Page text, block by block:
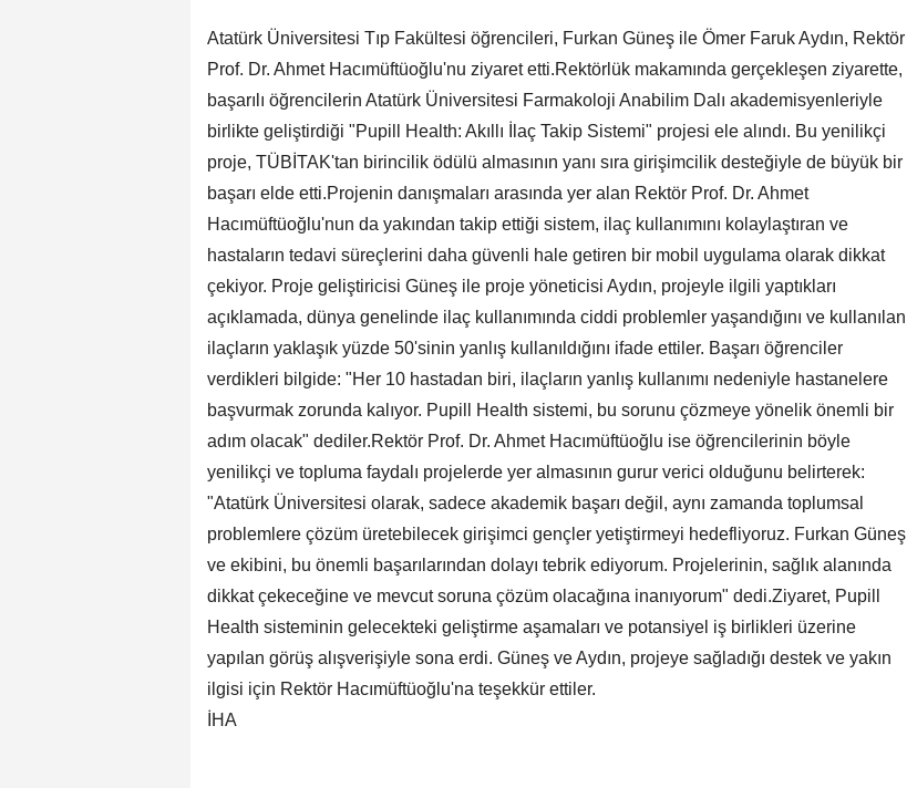
Atatürk Üniversitesi Tıp Fakültesi öğrencileri, Furkan Güneş ile Ömer Faruk Aydın, Rektör
Prof. Dr. Ahmet Hacımüftüoğlu'nu ziyaret etti.Rektörlük makamında gerçekleşen ziyarette,
başarılı öğrencilerin Atatürk Üniversitesi Farmakoloji Anabilim Dalı akademisyenleriyle
birlikte geliştirdiği "Pupill Health: Akıllı İlaç Takip Sistemi" projesi ele alındı. Bu yenilikçi
proje, TÜBİTAK'tan birincilik ödülü almasının yanı sıra girişimcilik desteğiyle de büyük bir
başarı elde etti.Projenin danışmaları arasında yer alan Rektör Prof. Dr. Ahmet
Hacımüftüoğlu'nun da yakından takip ettiği sistem, ilaç kullanımını kolaylaştıran ve
hastaların tedavi süreçlerini daha güvenli hale getiren bir mobil uygulama olarak dikkat
çekiyor. Proje geliştiricisi Güneş ile proje yöneticisi Aydın, projeyle ilgili yaptıkları
açıklamada, dünya genelinde ilaç kullanımında ciddi problemler yaşandığını ve kullanılan
ilaçların yaklaşık yüzde 50'sinin yanlış kullanıldığını ifade ettiler. Başarı öğrenciler
verdikleri bilgide: "Her 10 hastadan biri, ilaçların yanlış kullanımı nedeniyle hastanelere
başvurmak zorunda kalıyor. Pupill Health sistemi, bu sorunu çözmeye yönelik önemli bir
adım olacak" dediler.Rektör Prof. Dr. Ahmet Hacımüftüoğlu ise öğrencilerinin böyle
yenilikçi ve topluma faydalı projelerde yer almasının gurur verici olduğunu belirterek:
"Atatürk Üniversitesi olarak, sadece akademik başarı değil, aynı zamanda toplumsal
problemlere çözüm üretebilecek girişimci gençler yetiştirmeyi hedefliyoruz. Furkan Güneş
ve ekibini, bu önemli başarılarından dolayı tebrik ediyorum. Projelerinin, sağlık alanında
dikkat çekeceğine ve mevcut soruna çözüm olacağına inanıyorum" dedi.Ziyaret, Pupill
Health sisteminin gelecekteki geliştirme aşamaları ve potansiyel iş birlikleri üzerine
yapılan görüş alışverişiyle sona erdi. Güneş ve Aydın, projeye sağladığı destek ve yakın
ilgisi için Rektör Hacımüftüoğlu'na teşekkür ettiler.
İHA